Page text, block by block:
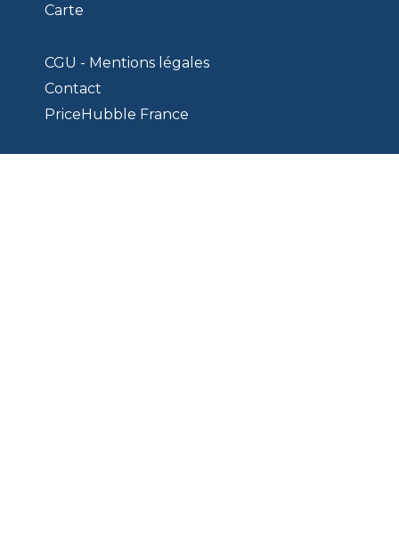
Carte
CGU - Mentions légales
Contact
PriceHubble France